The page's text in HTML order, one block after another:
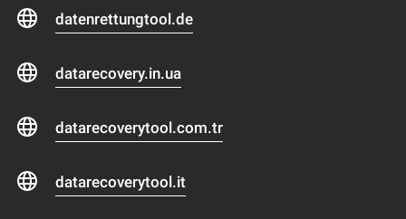
datenrettungtool.de
datarecovery.in.ua
datarecoverytool.com.tr
datarecoverytool.it